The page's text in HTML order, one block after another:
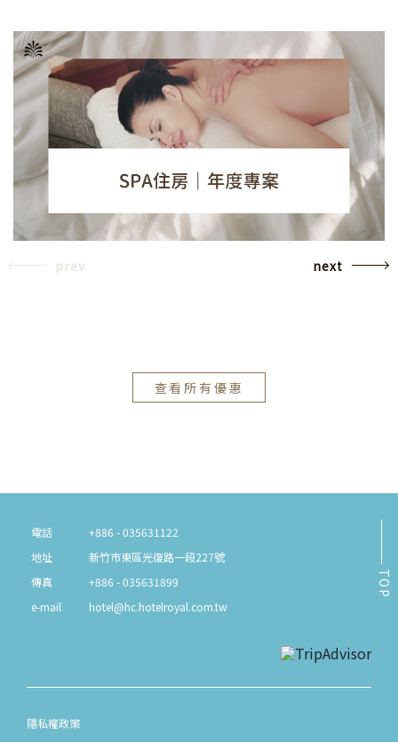
prev next
查看所有優惠
TOP
電話
+886 - 035631122
地址
新竹市東區光復路一段227號
傳真
+886 - 035631899
e-mail
hotel@hc.hotelroyal.com.tw
隱私權政策